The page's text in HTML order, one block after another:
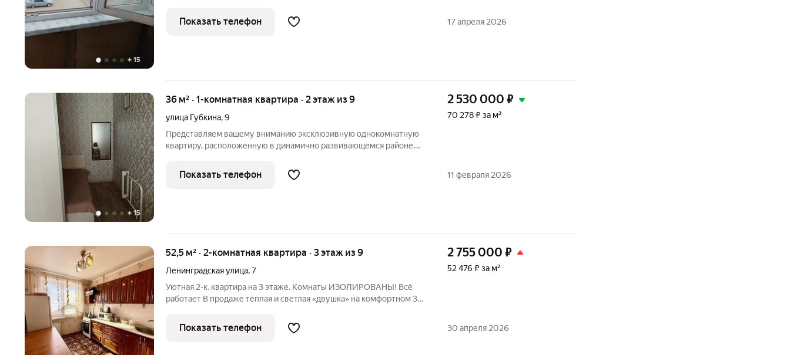
+ 15
без переплат Цена: 1 500 000 рублей ниже среднерыночной для
этого
Показать телефон 17 апреля 2026
+ 15
36 м² · 1-комнатная квартира · 2 этаж из 9
улица Губкина,9
Представляем вашему вниманию эксклюзивную однокомнатную
квартиру, расположенную в динамично развивающемся районе.
инвестиции. Основные характеристики: Общая площадь: 36 кв.м.
Жилая площадь: 17,4
2 530 000 ₽
70 278 ₽ за м²
Показать телефон 11 февраля 2026
52,5 м² · 2-комнатная квартира · 3 этаж из 9
Ленинградская улица,7
Уютная 2-к. квартира на 3 этаже. Комнаты ИЗОЛИРОВАНЫ! Всё
работает В продаже тёплая и светлая «двушка» на комфортном 3-
вещами и жить сразу сделан качественный косметический
ремонт. Почему это
2 755 000 ₽
52 476 ₽ за м²
Показать телефон 30 апреля 2026